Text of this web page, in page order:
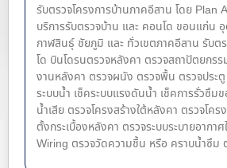
รับตรวจโครงการบ้านภาคอีสาน โดย Plan
บริการรับตรวจบ้าน และ คอนโด ขอนแก่น
กาฬสินธุ์ ชัยภูมิ และ ทั่วเขตภาคอีสาน รับต
โด บินโดรนตรวจหลังคา ตรวจสถาปัตยกรร
งานหลังคา ตรวจผนัง ตรวจพื้น ตรวจประ
ระบบน้ำ เช็คระบบแรงดันน้ำ เช็คการรั่วซึม
น้ำ​เสีย ตรวจโครงสร้างใต้หลังคา ตรวจโค
ตั้งกระเบื้องหลังคา ตรวจระบบระบายอากา
Wiring ตรวจวัดความชื้น หรือ คราบน้ำซึม